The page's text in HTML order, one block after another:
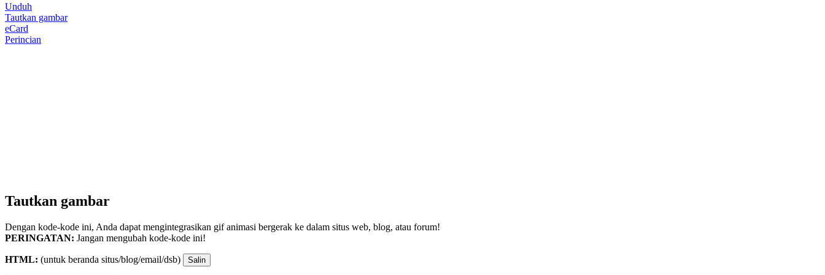
Unduh
Tautkan gambar
eCard
Perincian
Tautkan gambar
Dengan kode-kode ini, Anda dapat mengintegrasikan gif animasi bergerak ke dalam situs web, blog, atau forum!
PERINGATAN: Jangan mengubah kode-kode ini!
HTML: (untuk beranda situs/blog/email/dsb) Salin